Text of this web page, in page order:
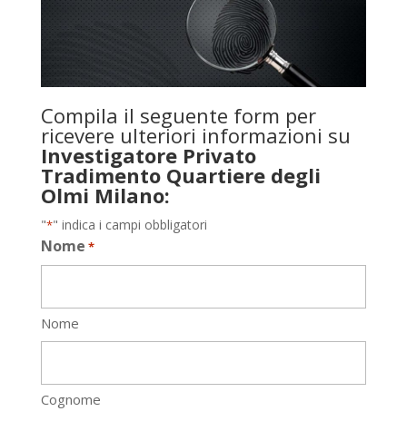
Compila il seguente form per
ricevere ulteriori informazioni su
Investigatore Privato
Tradimento Quartiere degli
Olmi Milano:
"*" indica i campi obbligatori
Nome *
Nome
Cognome